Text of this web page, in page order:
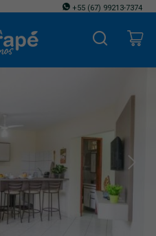
+55 (67) 99213-7374